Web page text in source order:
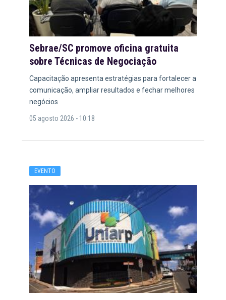
Sebrae/SC promove oficina gratuita
sobre Técnicas de Negociação
Capacitação apresenta estratégias para fortalecer a
comunicação, ampliar resultados e fechar melhores
negócios
05 agosto 2026 - 10:18
EVENTO